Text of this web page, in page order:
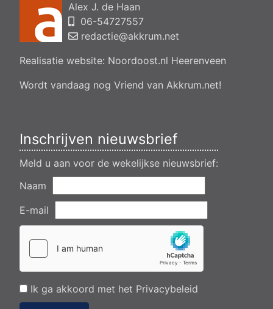
bedrijfsgebouw, polsleatwei 11 Akkrum
Aanvraag omgevingsvergunning, bouwen van een
bedrijfsverzamelgebouw, spikerboor naast nummer 11-1
Aanvraag omgevingsvergunning wateractiviteit wf-1009518
van een transformatorstation project nulelie Akkrum nabij de
Alex J. de Haan
06-54727557
redactie@akkrum.net
Realisatie website: Noordoost.nl Heerenveen
Wordt vandaag nog Vriend van Akkrum.net!
Inschrijven nieuwsbrief
Meld u aan voor de wekelijkse nieuwsbrief:
Naam
E-mail
Ik ga akkoord met het Privacybeleid